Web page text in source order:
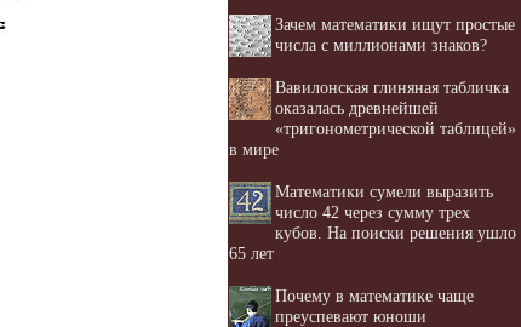
Зачем математики ищут простые
числа с миллионами знаков?
Вавилонская глиняная табличка
оказалась древнейшей
«тригонометрической таблицей»
в мире
Математики сумели выразить
число 42 через сумму трех
кубов. На поиски решения ушло
65 лет
Почему в математике чаще
преуспевают юноши